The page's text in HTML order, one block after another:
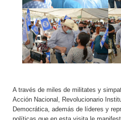
A través de miles de militates y
Acción Nacional, Revolucionario
Democrática, además de líderes y